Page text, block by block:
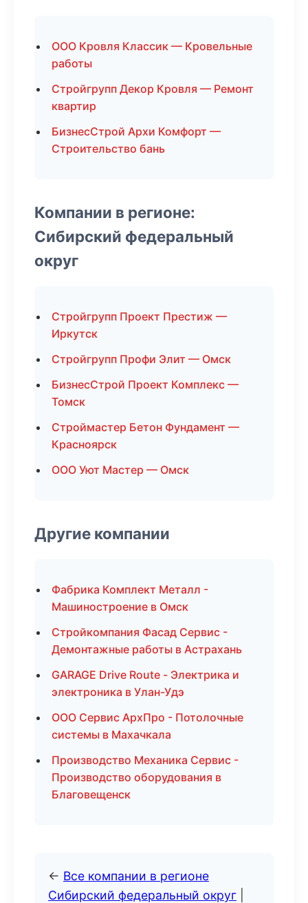
ООО Кровля Классик — Кровельные
работы
Стройгрупп Декор Кровля — Ремонт
квартир
БизнесСтрой Архи Комфорт —
Строительство бань
Компании в регионе:
Сибирский федеральный
округ
Стройгрупп Проект Престиж —
Иркутск
Стройгрупп Профи Элит — Омск
БизнесСтрой Проект Комплекс —
Томск
Строймастер Бетон Фундамент —
Красноярск
ООО Уют Мастер — Омск
Другие компании
Фабрика Комплект Металл -
Машиностроение в Омск
Стройкомпания Фасад Сервис -
Демонтажные работы в Астрахань
GARAGE Drive Route - Электрика и
электроника в Улан-Удэ
ООО Сервис АрхПро - Потолочные
системы в Махачкала
Производство Механика Сервис -
Производство оборудования в
Благовещенск
← Все компании в регионе
Сибирский федеральный округ